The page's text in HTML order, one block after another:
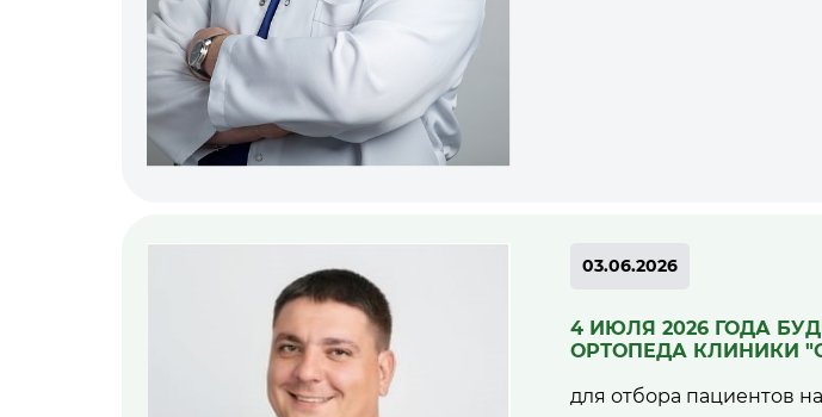
03.06.2026
4 ИЮЛЯ 2026 ГОДА
ОРТОПЕДА КЛИНИКИ
для отбора пациентов